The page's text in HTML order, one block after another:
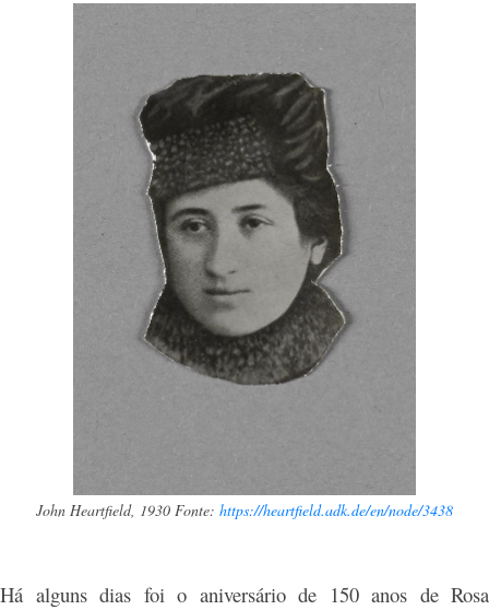
John Heartfield, 1930 Fonte: https://heartfield.adk.de/en/node/3438
Há alguns dias foi o aniversário de 150 anos de Rosa